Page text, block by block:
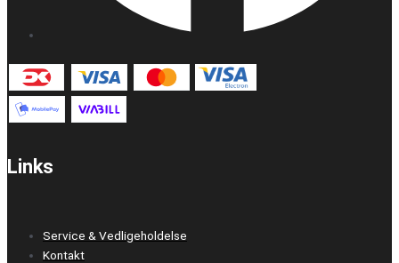
Links
Service & Vedligeholdelse
Kontakt